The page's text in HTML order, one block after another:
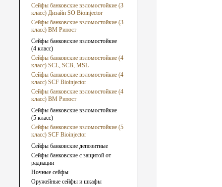
Сейфы банковские взломостойкие (3
класс) Дизайн SO Bioinjector
Сейфы банковские взломостойкие (3
класс) ВМ Рипост
Сейфы банковские взломостойкие
(4 класс)
Сейфы банковские взломостойкие (4
класс) SCL, SCB, MSL
Сейфы банковские взломостойкие (4
класс) SCF Bioinjector
Сейфы банковские взломостойкие (4
класс) ВМ Рипост
Сейфы банковские взломостойкие
(5 класс)
Сейфы банковские взломостойкие (5
класс) SCF Bioinjector
Сейфы банковские депозитные
Сейфы банковские с защитой от
радиации
Ночные сейфы
Оружейные сейфы и шкафы